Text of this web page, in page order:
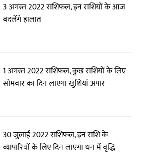
3 अगस्त 2022 राशिफल, इन राशियों के आज
बदलेंगे हालात
1 अगस्त 2022 राशिफल, कुछ राशियों के लिए
सोमवार का दिन लाएगा खुशियां अपार
30 जुलाई 2022 राशिफल, इन राशि के
व्यापारियों के लिए दिन लाएगा धन में वृद्धि